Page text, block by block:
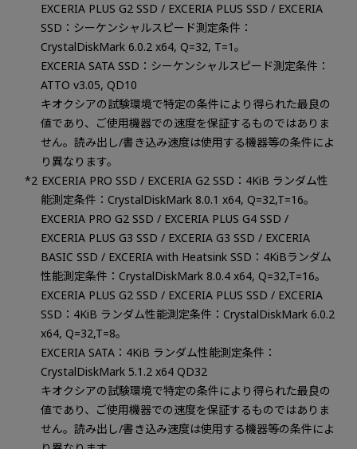
EXCERIA PLUS G2 SSD / EXCERIA PLUS SSD / EXCERIA
SSD：シーケンシャルスピード測定条件：
CrystalDiskMark 6.0.2 x64, Q=32, T=1。
EXCERIA SATA SSD：シーケンシャルスピード測定条件：
ATTO v3.05, QD10
キオクシアの試験環境で特定の条件により得られた最良の
値であり、ご使用機器での速度を保証するものではありま
せん。読み出し/書き込み速度は使用する機器等の条件によ
り異なります。
EXCERIA PRO SSD / EXCERIA G2 SSD：4KiB ランダム性
能測定条件：CrystalDiskMark 8.0.1 x64, Q=32,T=16。
EXCERIA PRO G2 SSD / EXCERIA PLUS G4 SSD /
EXCERIA PLUS G3 SSD / EXCERIA G3 SSD / EXCERIA
BASIC SSD / EXCERIA with Heatsink SSD：4KiBランダム
性能測定条件：CrystalDiskMark 8.0.4 x64, Q=32,T=16。
EXCERIA PLUS G2 SSD / EXCERIA PLUS SSD / EXCERIA
SSD：4KiB ランダム性能測定条件：CrystalDiskMark 6.0.2
x64, Q=32,T=8。
EXCERIA SATA：4KiB ランダム性能測定条件：
CrystalDiskMark 5.1.2 x64 QD32
キオクシアの試験環境で特定の条件により得られた最良の
値であり、ご使用機器での速度を保証するものではありま
せん。読み出し/書き込み速度は使用する機器等の条件によ